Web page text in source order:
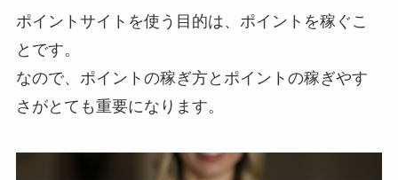
ポイントサイトを使う目的は、ポイントを稼ぐこ
とです。
なので、ポイントの稼ぎ方とポイントの稼ぎやす
さがとても重要になります。